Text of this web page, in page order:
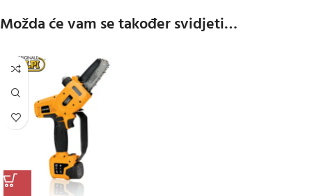
Možda će vam se također svidjeti…